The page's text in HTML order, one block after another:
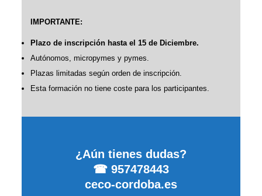
IMPORTANTE:
Plazo de inscripción hasta el 15 de Diciembre.
Autónomos, micropymes y pymes.
Plazas limitadas según orden de inscripción.
Esta formación no tiene coste para los participantes.
¿Aún tienes dudas?
☎ 957478443
ceco-cordoba.es